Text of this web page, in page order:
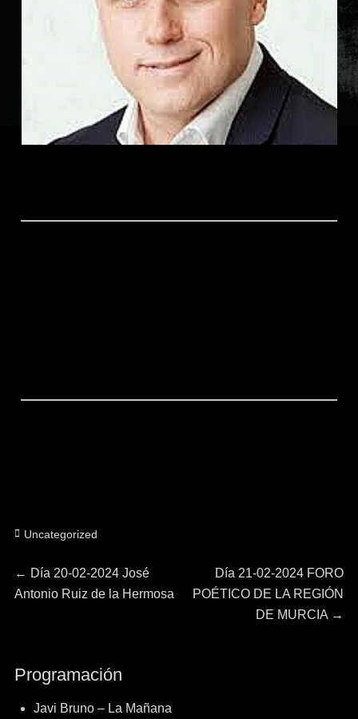
Categorías
Uncategorized
Navegación
← Entrada
anterior:
Día 20-02-2024 José
Antonio Ruiz de la Hermosa
Entrada
siguiente:
Día 21-02-2024 FORO
POÉTICO DE LA REGIÓN
DE MURCIA →
Programación
Javi Bruno – La Mañana